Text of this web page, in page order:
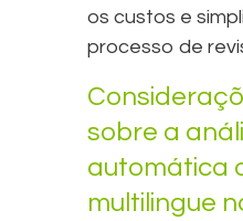
os custos e
processo de
sobre a
automática
multilingue